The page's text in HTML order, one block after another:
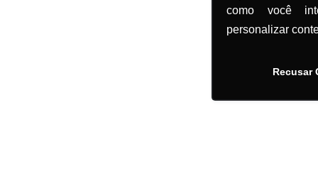
como você
personalizar
Recusar